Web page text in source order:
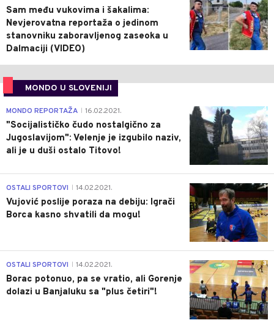
Sam među vukovima i šakalima:
Nevjerovatna reportaža o jedinom
stanovniku zaboravljenog zaseoka u
Dalmaciji (VIDEO)
MONDO U SLOVENIJI
4
MONDO REPORTAŽA 16.02.2021.
"Socijalističko čudo nostalgično za
Jugoslavijom": Velenje je izgubilo naziv,
ali je u duši ostalo Titovo!
1
OSTALI SPORTOVI 14.02.2021.
Vujović poslije poraza na debiju: Igrači
Borca kasno shvatili da mogu!
3
OSTALI SPORTOVI 14.02.2021.
Borac potonuo, pa se vratio, ali Gorenje
dolazi u Banjaluku sa "plus četiri"!